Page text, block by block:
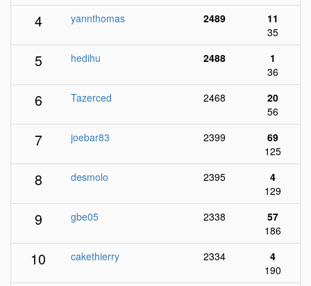
4 yannthomas 2489
11
35
5 hedihu 2488
1
36
6 Tazerced 2468
20
56
7 joebar83 2399
69
125
8 desmolo 2395
4
129
9 gbe05 2338
57
186
10 cakethierry 2334
4
190